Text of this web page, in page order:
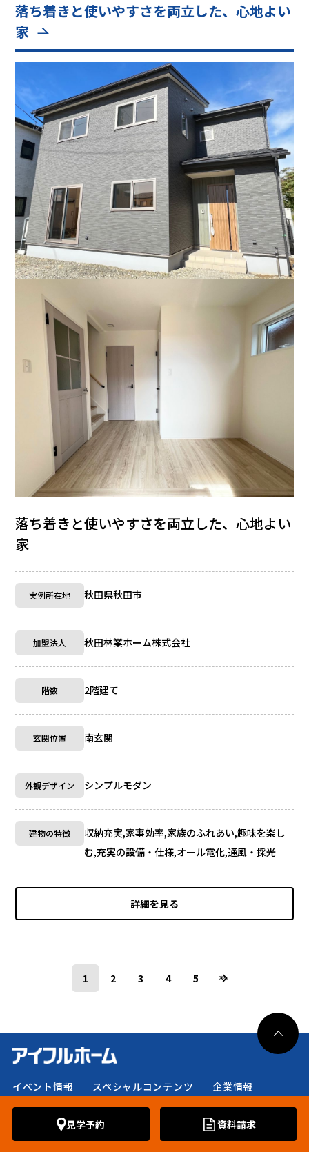
落ち着きと使いやすさを両立した、心地よい
家
落ち着きと使いやすさを両立した、心地よい
家
実例所在地 秋田県秋田市
加盟法人 秋田林業ホーム株式会社
階数 2階建て
玄関位置 南玄関
外観デザイン シンプルモダン
建物の特徴
収納充実,家事効率,家族のふれあい,趣味を楽し
む,充実の設備・仕様,オール電化,通風・採光
詳細を見る
1 2 3 4 5 次へ
イベント情報 スペシャルコンテンツ
企業情報
プライバシーポリシー
よくある質問
お問い合わせ
見学予約
資料請求